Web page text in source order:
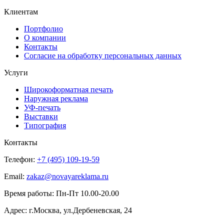
Клиентам
Портфолио
О компании
Контакты
Согласие на обработку персональных данных
Услуги
Широкоформатная печать
Наружная реклама
УФ-печать
Выставки
Типография
Контакты
Телефон: +7 (495) 109-19-59
Email: zakaz@novayareklama.ru
Время работы: Пн-Пт 10.00-20.00
Адрес: г.Москва, ул.Дербеневская, 24